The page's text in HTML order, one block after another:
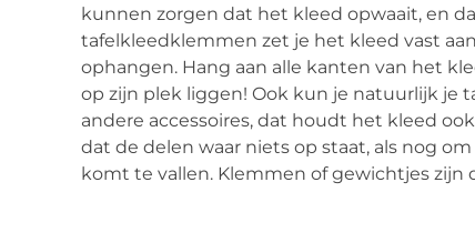
kunnen zorgen dat het kleed opwaait, en
tafelkleedklemmen zet je het kleed vast
ophangen. Hang aan alle kanten van het
op zijn plek liggen! Ook kun je natuurlijk je
andere accessoires, dat houdt het kleed
dat de delen waar niets op staat, als nog
komt te vallen. Klemmen of gewichtjes zijn